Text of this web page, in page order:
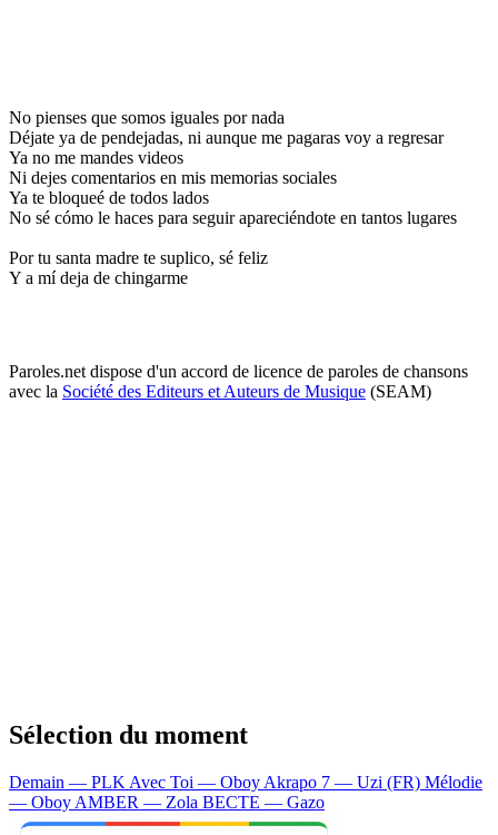
No pienses que somos iguales por nada
Déjate ya de pendejadas, ni aunque me pagaras voy a regresar
Ya no me mandes videos
Ni dejes comentarios en mis memorias sociales
Ya te bloqueé de todos lados
No sé cómo le haces para seguir apareciéndote en tantos lugares
Por tu santa madre te suplico, sé feliz
Y a mí deja de chingarme
Paroles.net dispose d'un accord de licence de paroles de chansons
avec la Société des Editeurs et Auteurs de Musique (SEAM)
Sélection du moment
Demain — PLK Avec Toi — Oboy Akrapo 7 — Uzi (FR) Mélodie
— Oboy AMBER — Zola BECTE — Gazo